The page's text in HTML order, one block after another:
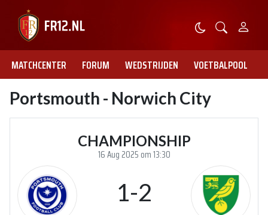
MATCHCENTER FORUM WEDSTRIJDEN VOETBALPOOL
Portsmouth - Norwich City
CHAMPIONSHIP
16 Aug 2025 om 13:30
1-2